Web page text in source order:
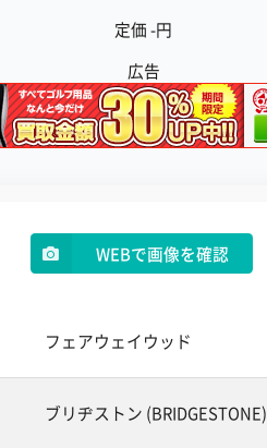
定価 -円
広告
WEBで画像を確認
フェアウェイウッド
ブリヂストン (BRIDGESTONE)